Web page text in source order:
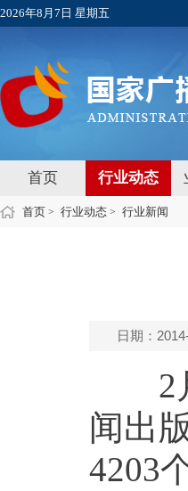
2026年8月7日 星期五
首页 行业动态
首页 > 行业动态 > 行业新闻
日期：
2月
闻出
4203